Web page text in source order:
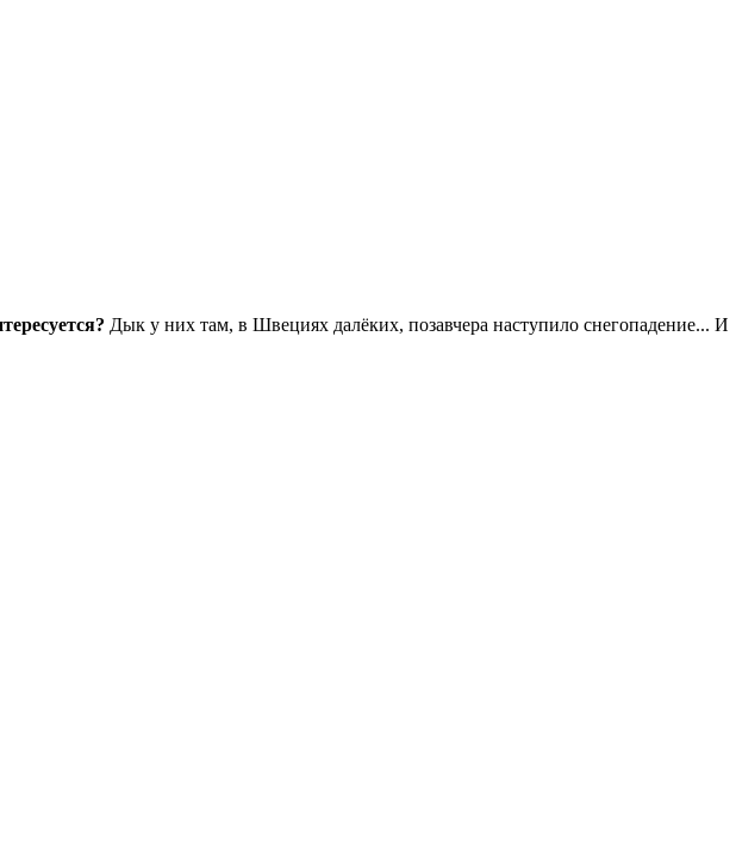
Дык у них там, в Швециях далёких, позавчера наступило снегопадение... И